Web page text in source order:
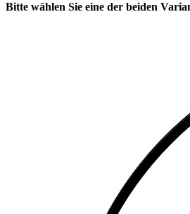
Bitte wählen Sie eine der beiden